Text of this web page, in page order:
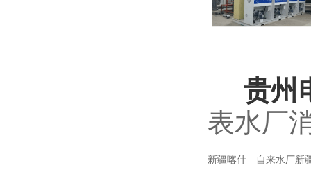
贵州
表水厂
新疆喀什 自来水厂新